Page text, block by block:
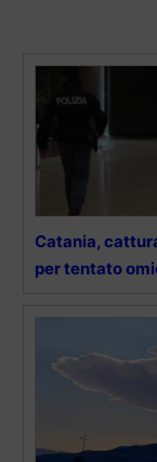
Catania,
per tentato